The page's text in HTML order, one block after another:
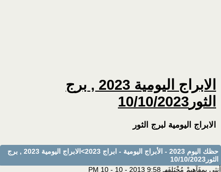
الابراج اليومية 2023 , برج
الثور10/10/2023
الابراج اليومية لبرج الثور
حظك اليوم 2023 - الأبراج اليومية - ابراج 2023
>الابراج اليومية 2023 , برج
الثور10/10/2023
أنثى بِمفَآهِيمْ مُخْتَلِفَهـ9:58 PM 10 - 10 - 2013